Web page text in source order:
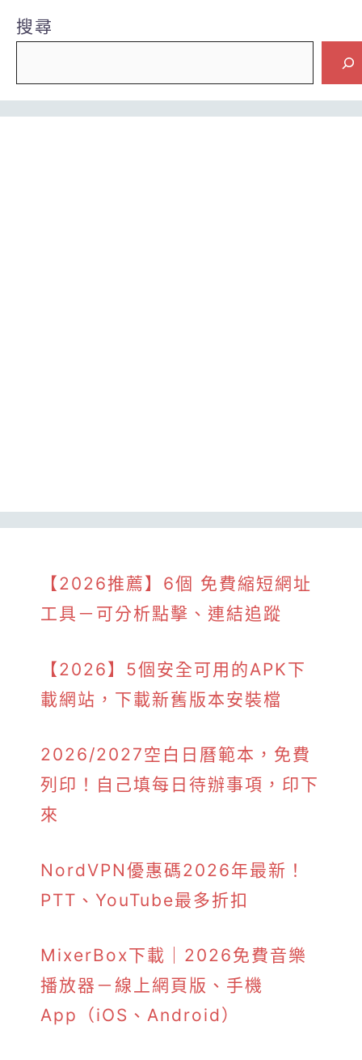
搜尋
【2026推薦】6個 免費縮短網址
工具－可分析點擊、連結追蹤
【2026】5個安全可用的APK下
載網站，下載新舊版本安裝檔
2026/2027空白日曆範本，免費
列印！自己填每日待辦事項，印下
來
NordVPN優惠碼2026年最新！
PTT、YouTube最多折扣
MixerBox下載｜2026免費音樂
播放器－線上網頁版、手機
App（iOS、Android）